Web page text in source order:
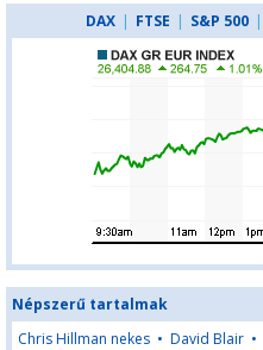
DAX | FTSE | S&P 500 |
Népszerű tartalmak
Chris Hillman nekes • David Blair •